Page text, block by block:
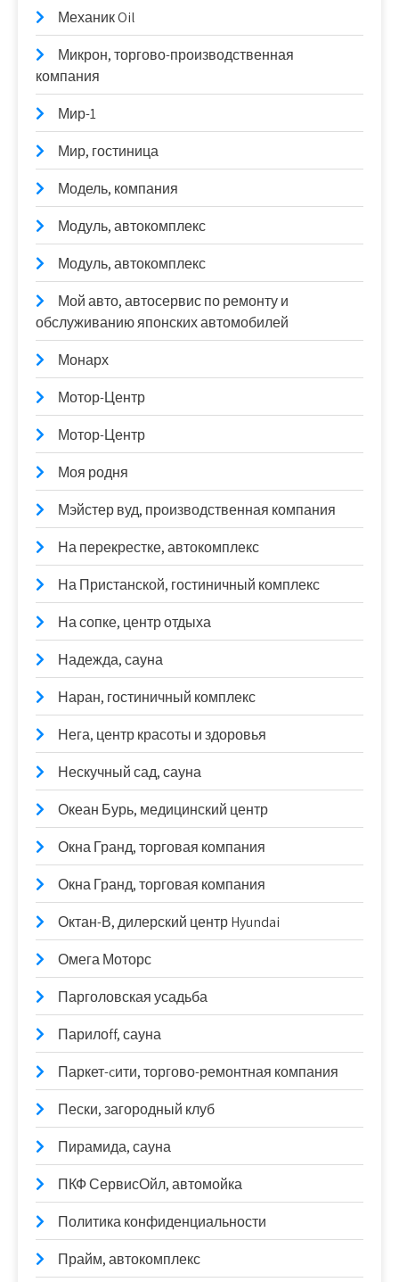
Механик Oil
Микрон, торгово-производственная
компания
Мир-1
Мир, гостиница
Модель, компания
Модуль, автокомплекс
Модуль, автокомплекс
Мой авто, автосервис по ремонту и
обслуживанию японских автомобилей
Монарх
Мотор-Центр
Мотор-Центр
Моя родня
Мэйстер вуд, производственная компания
На перекрестке, автокомплекс
На Пристанской, гостиничный комплекс
На сопке, центр отдыха
Надежда, сауна
Наран, гостиничный комплекс
Нега, центр красоты и здоровья
Нескучный сад, сауна
Океан Бурь, медицинский центр
Окна Гранд, торговая компания
Окна Гранд, торговая компания
Октан-В, дилерский центр Hyundai
Омега Моторс
Парголовская усадьба
Парилоff, сауна
Паркет-cити, торгово-ремонтная компания
Пески, загородный клуб
Пирамида, сауна
ПКФ СервисОйл, автомойка
Политика конфиденциальности
Прайм, автокомплекс